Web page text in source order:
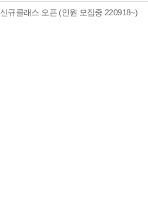
신규클래스 오픈 (인원 모집중 220918~)